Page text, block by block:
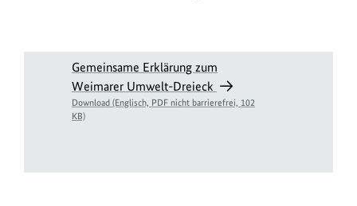
polnischen
D
o
w
Gemeinsame Erklärung zum
Weimarer Umwelt-Dreieck
Download (Englisch, PDF nicht barrierefrei, 102
KB)